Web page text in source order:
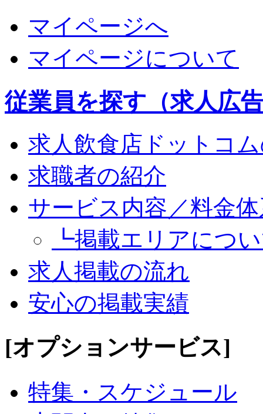
マイページへ
マイページについて
従業員を探す（求人広
求人飲食店ドットコ
求職者の紹介
サービス内容／料金
┗掲載エリアにつ
求人掲載の流れ
安心の掲載実績
[オプションサービス]
特集・スケジュール